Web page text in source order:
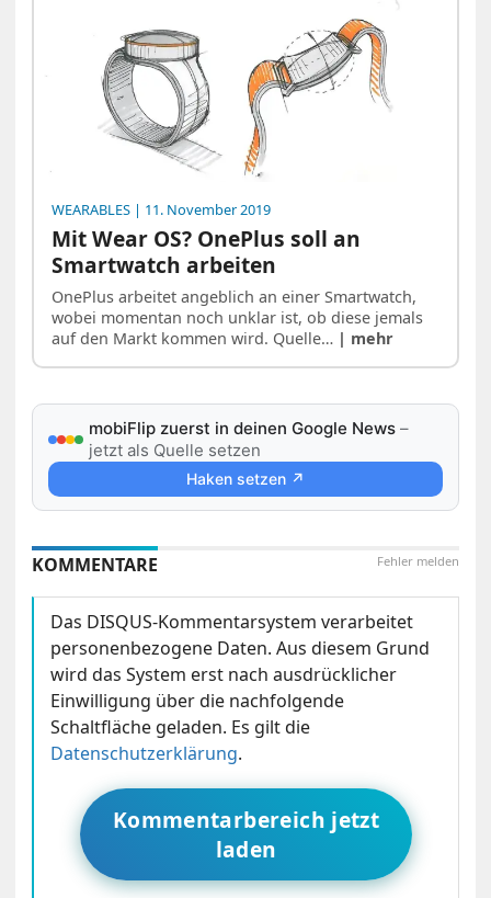
WEARABLES | 11. November 2019
Mit Wear OS? OnePlus soll an
Smartwatch arbeiten
OnePlus arbeitet angeblich an einer Smartwatch,
wobei momentan noch unklar ist, ob diese jemals
auf den Markt kommen wird. Quelle… | mehr
mobiFlip zuerst in deinen Google News –
jetzt als Quelle setzen
Haken setzen ↗
Fehler melden
KOMMENTARE
Das DISQUS-Kommentarsystem verarbeitet
personenbezogene Daten. Aus diesem Grund
wird das System erst nach ausdrücklicher
Einwilligung über die nachfolgende
Schaltfläche geladen. Es gilt die
Datenschutzerklärung.
Kommentarbereich jetzt
laden